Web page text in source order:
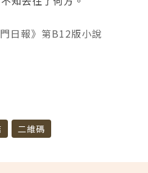
日報》第B12版小說
二維碼